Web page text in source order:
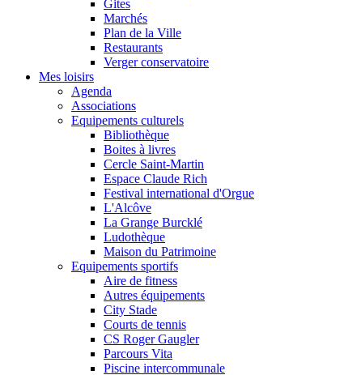
Gites
Marchés
Plan de la Ville
Restaurants
Verger conservatoire
Mes loisirs
Agenda
Associations
Equipements culturels
Bibliothèque
Boites à livres
Cercle Saint-Martin
Espace Claude Rich
Festival international d'Orgue
L'Alcôve
La Grange Burcklé
Ludothèque
Maison du Patrimoine
Equipements sportifs
Aire de fitness
Autres équipements
City Stade
Courts de tennis
CS Roger Gaugler
Parcours Vita
Piscine intercommunale